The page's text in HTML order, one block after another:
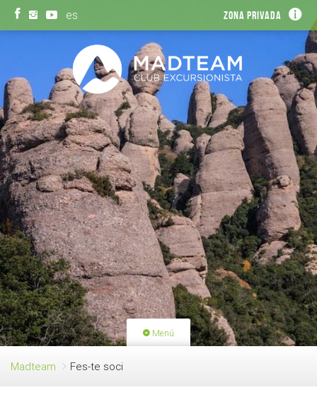
es Zona privada
Menú
PORTADA
Madteam Fes-te soci